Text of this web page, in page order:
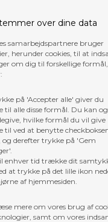
over dine data
samarbejdspartnere bruger
herunder cookies, til at
om dig til forskellige formål,
på 'Accepter alle' giver du
til alle disse formål. Du kan
hvilke formål du vil give
til ved at benytte
derefter trykke på 'Gem
enhver tid trække dit
at trykke på det lille ikon
af hjemmesiden.
mere om vores brug af
samt om vores
godt sammen.
TIL
ELEVEN
24x24,5cm
626,00 DKK